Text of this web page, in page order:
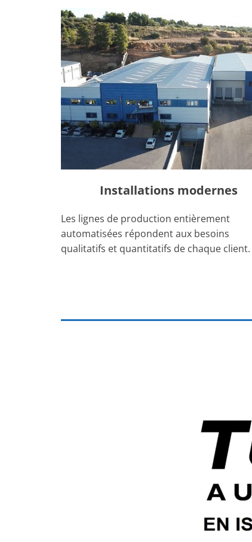
Installations modernes
Les lignes de production entièrement
automatisées répondent aux besoins
qualitatifs et quantitatifs de chaque client.